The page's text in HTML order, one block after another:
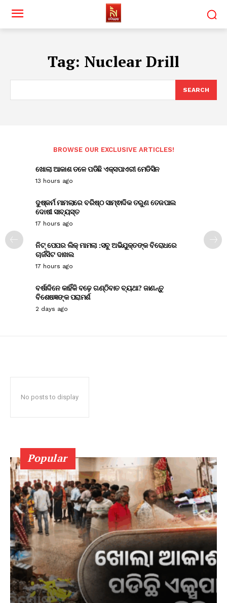
Tag: Nuclear Drill
SEARCH
BROWSE OUR EXCLUSIVE ARTICLES!
ଖୋଲା ଆକାଶ ତଳେ ପଡିଛି ଏକ୍ସପାଏରୀ ମେଡିସିନ
13 hours ago
ଦୁଷ୍କର୍ମ ମାମଲାରେ ବରିଷ୍ଠ ସାମ୍ଵାଦିକ ତରୁଣ ତେଜପାଲ
ଦୋଷୀ ସାବ୍ୟସ୍ତ
17 hours ago
ନିଟ୍ ପେପର ଲିକ୍ ମାମଲା :ସବୁ ଅଭିଯୁକ୍ତଙ୍କ ବିରୋଧରେ
ଚାର୍ଜସିଟ ଦାଖଲ
17 hours ago
ବର୍ଷାଦିନେ କାହିଁକି ବଢ଼େ ଗଣ୍ଠିବାତ ବ୍ୟଥା? ଜାଣନ୍ତୁ
ବିଶେଷଜ୍ଞଙ୍କ ପରାମର୍ଶ
2 days ago
No posts to display
Popular